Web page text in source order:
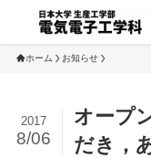
ホーム お知らせ
オープ
だき，
2017
8/06